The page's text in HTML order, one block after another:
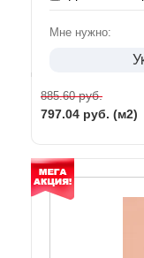
Мне нужно:
885.60руб.
797.04 руб. (м2)